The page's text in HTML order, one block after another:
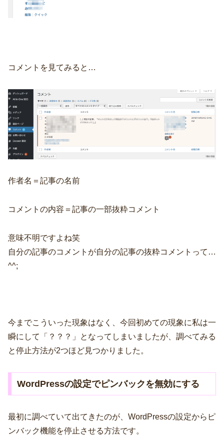
コメントを見てみると…
作者名＝記事の名前
コメントの内容＝記事の一部抜粋コメント
意味不明ですよね笑
自分の記事のコメントが自分の記事の抜粋コメントって…
^^;
今までこういった現象はなく、今回初めての現象に私は一
瞬にして「？？？」となってしまいましたが、調べてみる
と停止方法が2つほど見つかりました。
WordPressの設定でピンバックを無効にする
最初に調べていて出てきたのが、WordPressの設定からピ
ンバック機能を停止させる方法です。